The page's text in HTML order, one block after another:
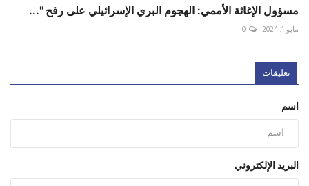
مسؤول الإغاثة الأممي: الهجوم البري الإسرائيلي على رفح "...
مايو 1, 2024 0
تعليقات
اسم
البريد الإلكتروني